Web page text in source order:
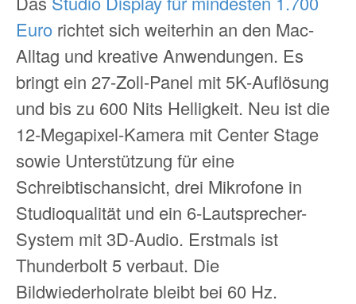
Euro richtet sich weiterhin an den Mac-
Alltag und kreative Anwendungen. Es
bringt ein 27-Zoll-Panel mit 5K-Auflösung
und bis zu 600 Nits Helligkeit. Neu ist die
12-Megapixel-Kamera mit Center Stage
sowie Unterstützung für eine
Schreibtischansicht, drei Mikrofone in
Studioqualität und ein 6-Lautsprecher-
System mit 3D-Audio. Erstmals ist
Thunderbolt 5 verbaut. Die
Bildwiederholrate bleibt bei 60 Hz.